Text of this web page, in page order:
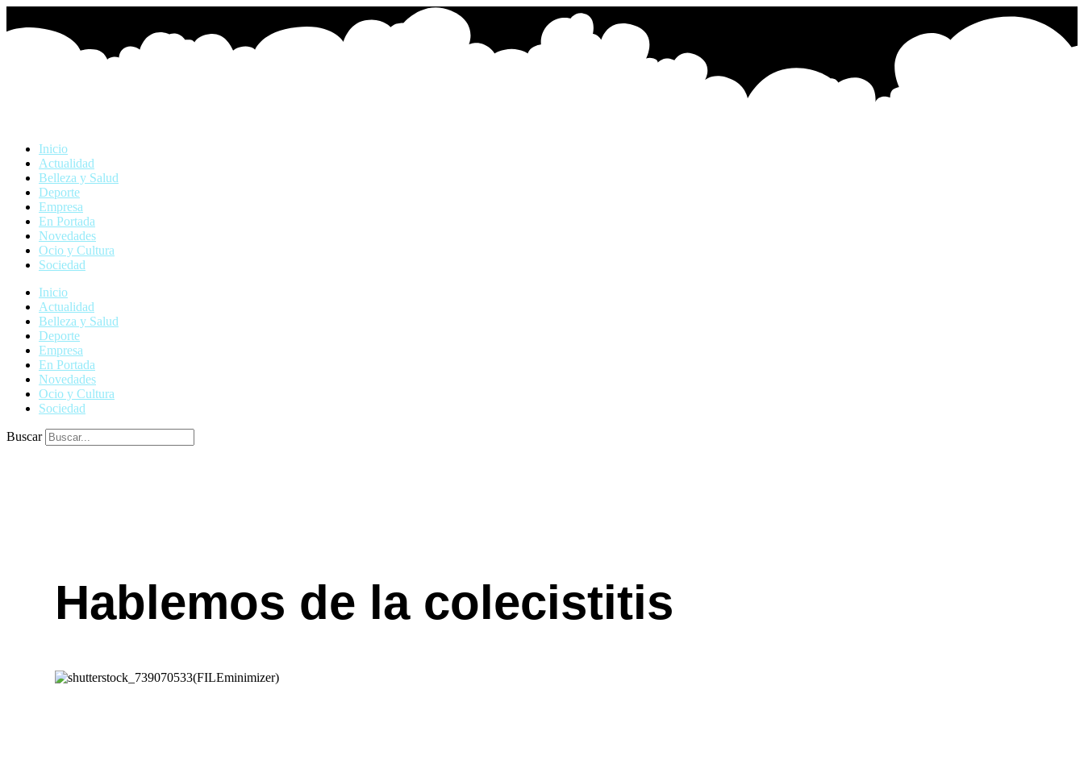
al
Inicio
Actualidad
Belleza y Salud
Deporte
Empresa
En Portada
Novedades
Ocio y Cultura
Sociedad
Inicio
Actualidad
Belleza y Salud
Deporte
Empresa
En Portada
Novedades
Ocio y Cultura
Sociedad
Buscar
Hablemos de la colecistitis